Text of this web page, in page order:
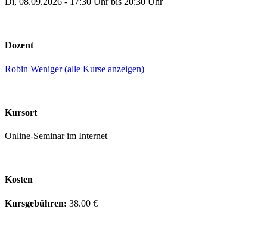
Dozent
Robin Weniger (alle Kurse anzeigen)
Kursort
Online-Seminar im Internet
Kosten
Kursgebühren: 38.00 €